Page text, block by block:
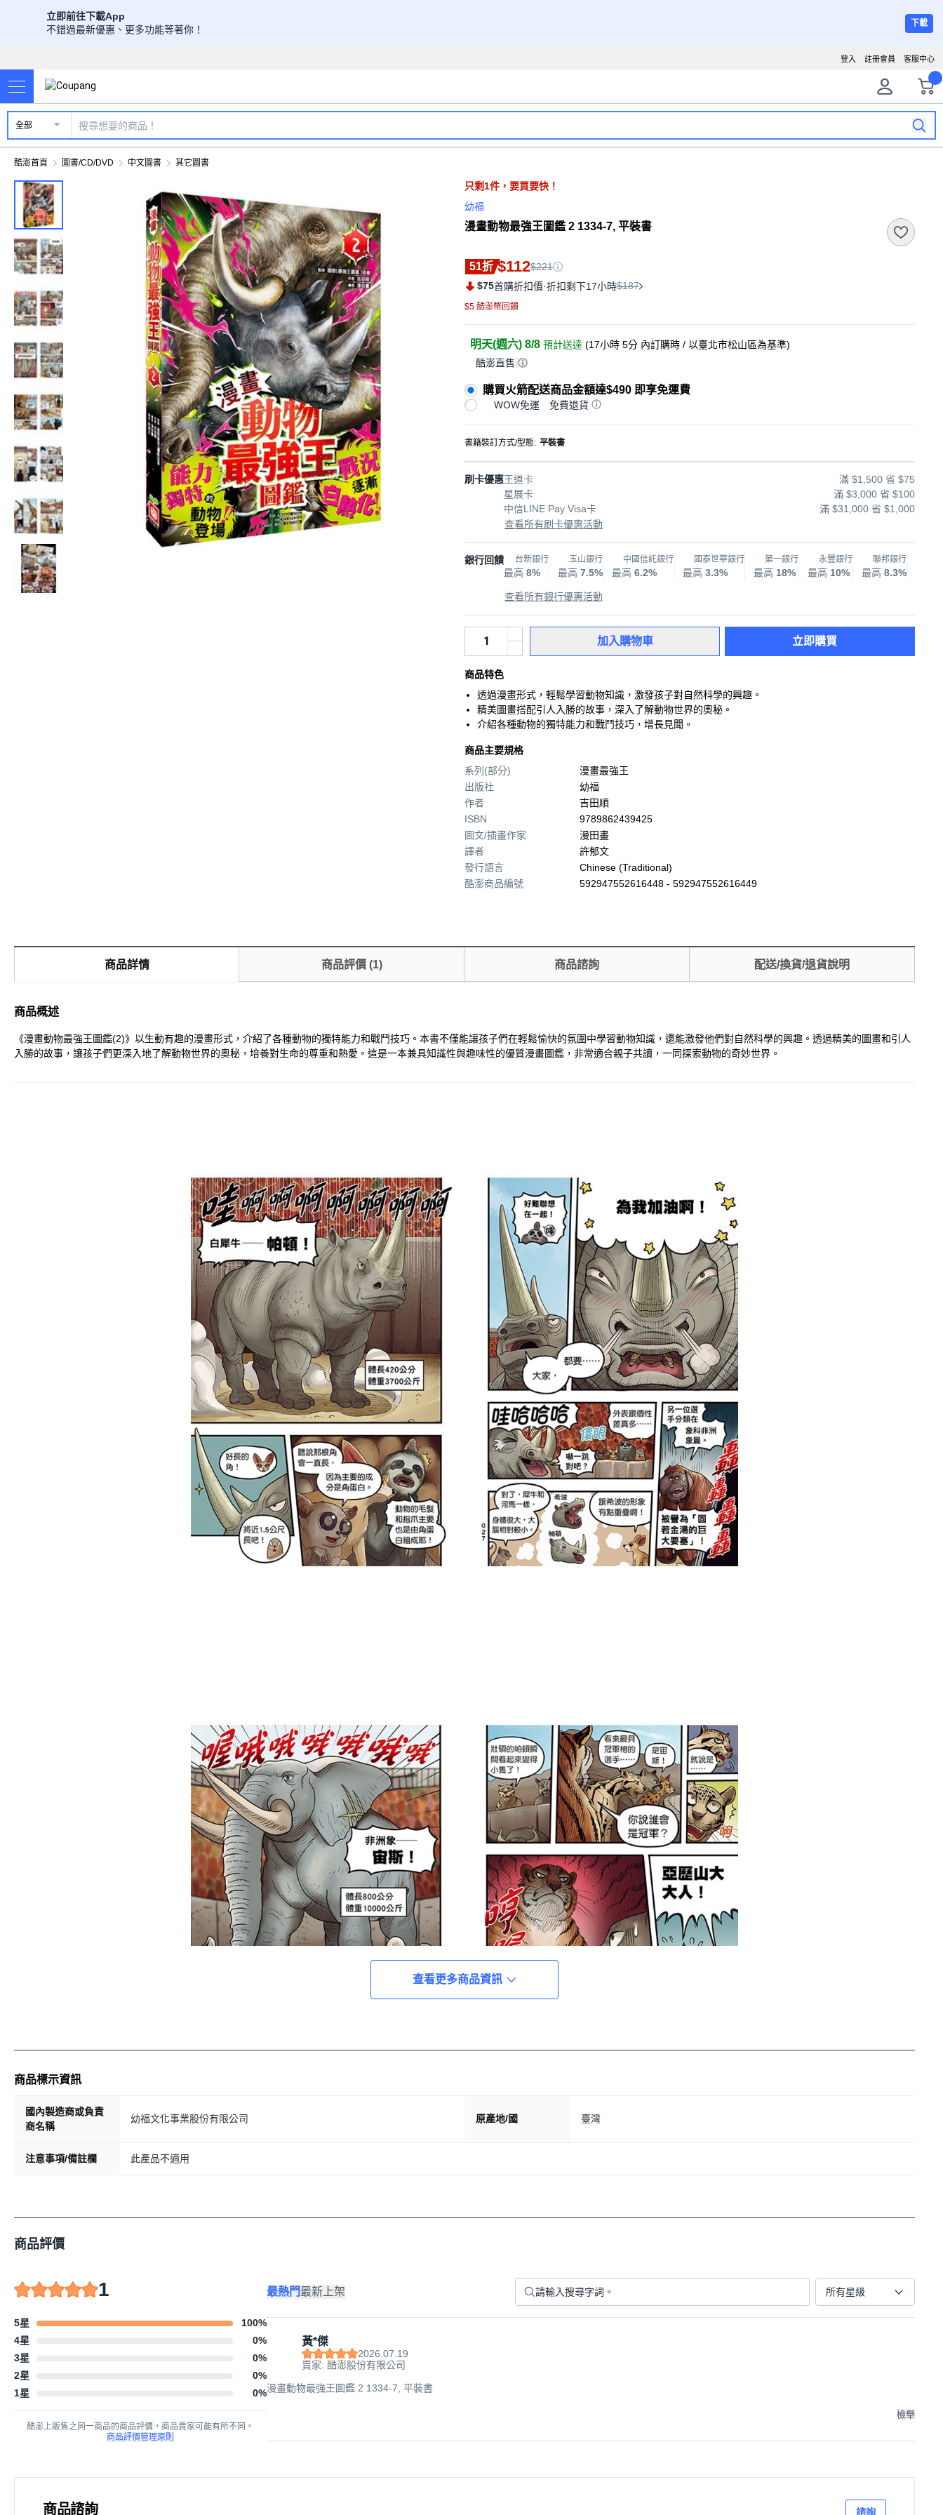
立即前往下載App
不錯過最新優惠、更多功能等著你！
下載
客服中心
註冊會員
登入
全部
酷澎首頁 圖書/CD/DVD 中文圖書 其它圖書
只剩1件， 要買要快！
幼福
漫畫動物最強王圖鑑 2 1334-7, 平裝書
51折 $112$221
$75首購折扣價·折扣剩下17小時$187
$5 酷澎幣回饋
明天(週六) 8/8 預計送達 (17小時 5分 內訂購時 / 以臺北市松山區為基準)
酷澎直售
購買火箭配送商品金額達$490 即享免運費
WOW免運 免費退貨
書籍裝訂方式/型態: 平裝書
刷卡優惠王道卡
滿 $1,500 省 $75
星展卡
滿 $3,000 省 $100
中信LINE Pay Visa卡
滿 $31,000 省 $1,000
查看所有刷卡優惠活動
銀行回饋 台新銀行
最高 8%
玉山銀行
最高 7.5%
中國信託銀行
最高 6.2%
國泰世華銀行
最高 3.3%
第一銀行
最高 18%
永豐銀行
最高 10%
聯邦銀行
最高 8.3%
查看所有銀行優惠活動
加入購物車 立即購買
商品特色
透過漫畫形式，輕鬆學習動物知識，激發孩子對自然科學的興趣。
精美圖畫搭配引人入勝的故事，深入了解動物世界的奧秘。
介紹各種動物的獨特能力和戰鬥技巧，增長見聞。
商品主要規格
系列(部分)
漫畫最強王
出版社
幼福
作者
吉田順
ISBN
9789862439425
圖文/插畫作家
漫田畫
譯者
許郁文
發行語言
Chinese (Traditional)
酷澎商品編號
592947552616448 - 592947552616449
商品詳情 商品評價(1) 商品諮詢 配送/換貨/退貨說明
商品概述
《漫畫動物最強王圖鑑(2)》以生動有趣的漫畫形式，介紹了各種動物的獨特能力和戰鬥技巧。本書不僅能讓孩子們在輕鬆愉快的氛圍中學習動物知識，還能激發他們對自然科學的興趣。透過精美的圖畫和引人
入勝的故事，讓孩子們更深入地了解動物世界的奧秘，培養對生命的尊重和熱愛。這是一本兼具知識性與趣味性的優質漫畫圖鑑，非常適合親子共讀，一同探索動物的奇妙世界。
查看更多商品資訊
商品標示資訊
國內製造商或負責
商名稱
幼福文化事業股份有限公司 原產地/國 臺灣
注意事項/備註欄 此產品不適用
商品評價
1
5星 100%
4星
0%
3星
0%
2星
0%
1星
0%
酷澎上販售之同一商品的商品評價，商品賣家可能有所不同。
商品評價管理原則
最熱門最新上架 所有星級
黃*傑
2026.07.19
賣家: 酷澎股份有限公司
漫畫動物最強王圖鑑 2 1334-7, 平裝書
檢舉
商品諮詢 諮詢